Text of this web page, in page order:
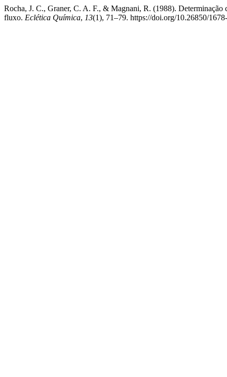
Rocha, J. C., Graner, C. A. F., & Magnani, R. (1988). Determinação
fluxo. Eclética Química, 13(1), 71–79. https://doi.org/10.26850/